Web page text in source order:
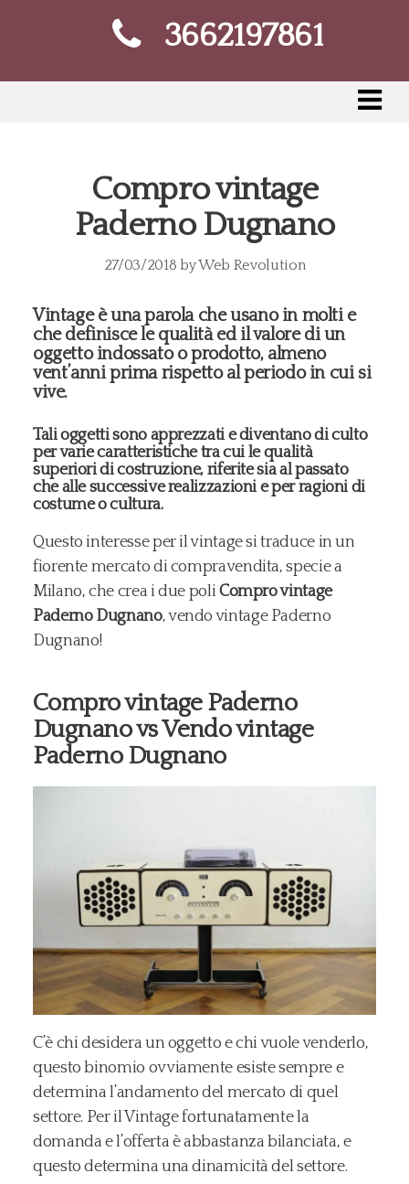
3662197861
Compro vintage
Paderno Dugnano
27/03/2018 byWeb Revolution
Vintage è una parola che usano in molti e
che definisce le qualità ed il valore di un
oggetto indossato o prodotto, almeno
vent’anni prima rispetto al periodo in cui si
vive.
Tali oggetti sono apprezzati e diventano di culto
per varie caratteristiche tra cui le qualità
superiori di costruzione, riferite sia al passato
che alle successive realizzazioni e per ragioni di
costume o cultura.
Questo interesse per il vintage si traduce in un
fiorente mercato di compravendita, specie a
Milano, che crea i due poliCompro vintage
Paderno Dugnano, vendo vintage Paderno
Dugnano!
Compro vintage Paderno
Dugnano vs Vendo vintage
Paderno Dugnano
C’è chi desidera un oggetto e chi vuole venderlo,
questo binomio ovviamente esiste sempre e
determina l’andamento del mercato di quel
settore. Per il Vintage fortunatamente la
domanda e l’offerta è abbastanza bilanciata, e
questo determina una dinamicità del settore.